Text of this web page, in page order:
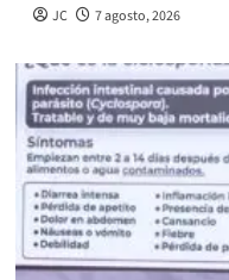
JC 7 agosto, 2026